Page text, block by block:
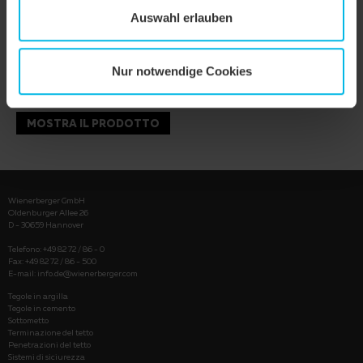
Auswahl erlauben
Nur notwendige Cookies
MOSTRA IL PRODOTTO
Wienerberger GmbH
Oldenburger Allee 26
D - 30659 Hannover
Telefono: +49 82 72 / 86 - 0
Fax: +49 82 72 / 86 - 500
E-mail: info.de@wienerberger.com
Tegole in argilla
Tegole in cemento
Sottometto
Terminazione del tetto
Penetrazioni del tetto
Sistemi di siciurezza